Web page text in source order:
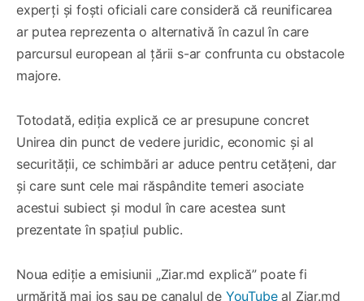
experți și foști oficiali care consideră că reunificarea
ar putea reprezenta o alternativă în cazul în care
parcursul european al țării s-ar confrunta cu obstacole
majore.
Totodată, ediția explică ce ar presupune concret
Unirea din punct de vedere juridic, economic și al
securității, ce schimbări ar aduce pentru cetățeni, dar
și care sunt cele mai răspândite temeri asociate
acestui subiect și modul în care acestea sunt
prezentate în spațiul public.
Noua ediție a emisiunii „Ziar.md explică” poate fi
urmărită mai jos sau pe canalul de YouTubeal Ziar.md